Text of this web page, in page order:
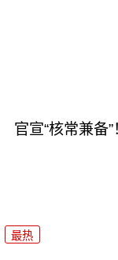
官宣“核常兼备
最热